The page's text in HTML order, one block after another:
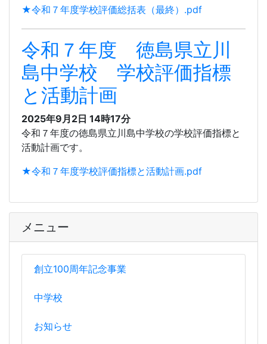
メニュー
創立100周年記念事業
中学校
お知らせ
★令和７年度学校評価総括表（最終）.pdf
令和７年度 徳島県立川
島中学校 学校評価指標
と活動計画
2025年9月2日 14時17分
令和７年度の徳島県立川島中学校の学校評価指標と
活動計画です。
★令和７年度学校評価指標と活動計画.pdf